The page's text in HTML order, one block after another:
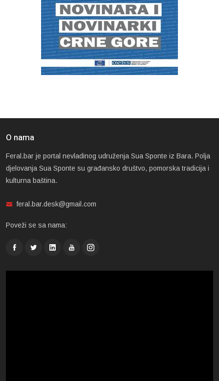
O nama
Feral.bar je portal nevladinog udruženja Sua Sponte iz Bara. Polja
djelovanja Sua Sponte su građansko društvo, pomorska tradicija i
kulturna baština.
feral.bar.desk@gmail.com
Poveži se sa nama: